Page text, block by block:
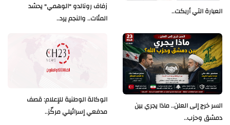
زفاف رونالدو "الوهمي" يحشد
المئات.. والنجم يرد..
العبارة التي أربكت..
الوكالة الوطنية للإعلام: قصف
مدفعي إسرائيلي مركّز..
السر خرج إلى العلن.. ماذا يجري بين
دمشق وحزب..